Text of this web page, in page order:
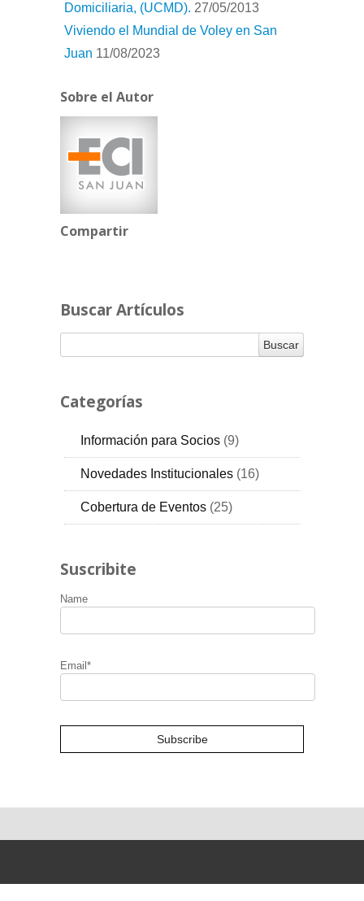
Domiciliaria, (UCMD). 27/05/2013
Viviendo el Mundial de Voley en San
Juan 11/08/2023
Sobre el Autor
Compartir
Buscar Artículos
Categorías
RSS
Información para Socios (9)
RSS
Novedades Institucionales (16)
RSS
Cobertura de Eventos (25)
Suscribite
Name
Email*